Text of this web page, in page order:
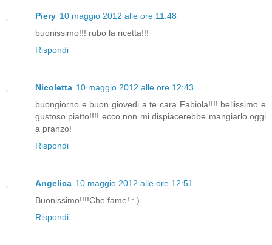
Piery 10 maggio 2012 alle ore 11:48
buonissimo!!! rubo la ricetta!!!
Rispondi
Nicoletta 10 maggio 2012 alle ore 12:43
buongiorno e buon giovedi a te cara Fabiola!!!! bellissimo e
gustoso piatto!!!! ecco non mi dispiacerebbe mangiarlo oggi
a pranzo!
Rispondi
Angelica 10 maggio 2012 alle ore 12:51
Buonissimo!!!!Che fame! : )
Rispondi